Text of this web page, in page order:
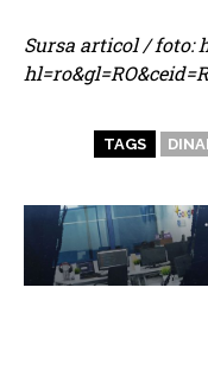
Sursa articol / foto:
TAGS